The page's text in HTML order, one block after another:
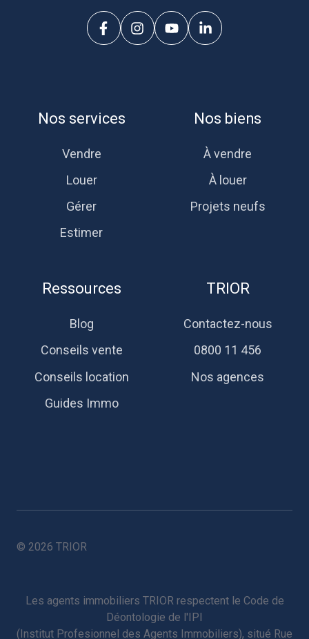
Nos services
Vendre
Louer
Gérer
Estimer
Nos biens
À vendre
À louer
Projets neufs
Ressources
Blog
Conseils vente
Conseils location
Guides Immo
TRIOR
Contactez-nous
0800 11 456
Nos agences
© 2026 TRIOR
Les agents immobiliers TRIOR respectent le Code de
Déontologie de l'IPI
(Institut Profesionnel des Agents Immobiliers), situé Rue